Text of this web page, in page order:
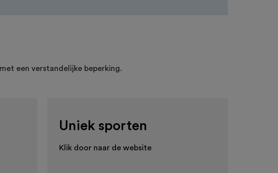
een verstandelijke beperking.
Uniek sporten
Klik door naar de website